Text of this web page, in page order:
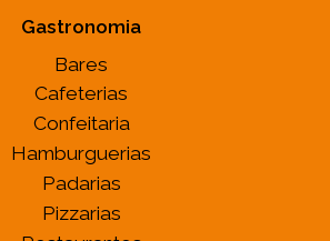
Gastronomia
Bares
Cafeterias
Confeitaria
Hamburguerias
Padarias
Pizzarias